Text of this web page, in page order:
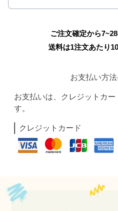
ご注文確定から
送料は1注文あたり
お支払い方
お支払いは、クレジットカー
す。
クレジットカード